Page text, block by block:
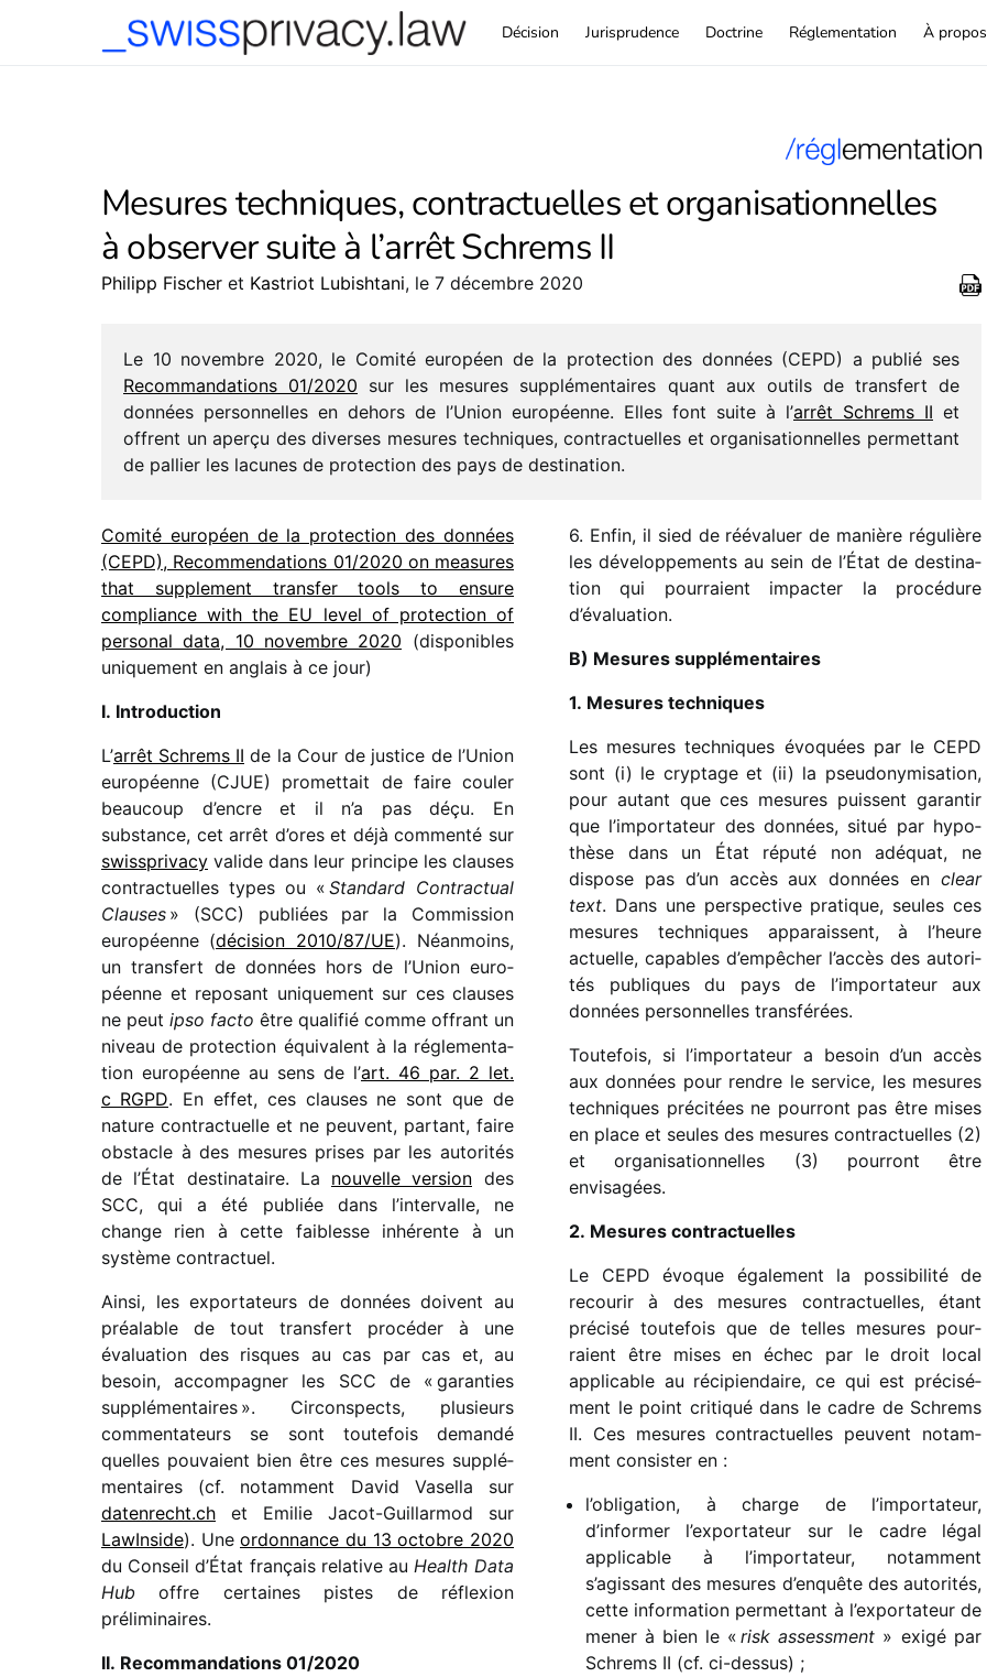
Décision Jurisprudence Doctrine Réglementation À propos
Mesures techniques, contractuelles et organisationnelles
à observer suite à l’arrêt Schrems II
Philipp Fischer et Kastriot Lubishtani, le 7 décembre 2020
Le 10 novembre 2020, le Comité euro­péen de la protec­tion des données (CEPD) a publié ses
Recommandations 01/​2020 sur les mesures supplé­men­taires quant aux outils de trans­fert de
données person­nelles en dehors de l’Union euro­péenne. Elles font suite à l’arrêt Schrems II et
offrent un aperçu des diverses mesures tech­niques, contrac­tuelles et orga­ni­sa­tion­nelles permet­tant
de pallier les lacunes de protec­tion des pays de destination.
Comité euro­péen de la protec­tion des données
(CEPD), Recommendations 01/​2020 on measures
that supple­ment trans­fer tools to ensure
compliance with the EU level of protec­tion of
perso­nal data, 10 novembre 2020 (dispo­nibles
unique­ment en anglais à ce jour)
I. Introduction
L’arrêt Schrems II de la Cour de justice de l’Union
euro­péenne (CJUE) promet­tait de faire couler
beau­coup d’encre et il n’a pas déçu. En
substance, cet arrêt d’ores et déjà commenté sur
swiss­pri­vacy valide dans leur prin­cipe les clauses
contrac­tuelles types ou « Standard Contractual
Clauses » (SCC) publiées par la Commission
euro­péenne (déci­sion 2010/​87/​UE). Néanmoins,
un trans­fert de données hors de l’Union euro­
péenne et repo­sant unique­ment sur ces clauses
ne peut ipso facto être quali­fié comme offrant un
niveau de protec­tion équi­valent à la régle­men­ta­
tion euro­péenne au sens de l’art. 46 par. 2 let.
c RGPD. En effet, ces clauses ne sont que de
nature contrac­tuelle et ne peuvent, partant, faire
obstacle à des mesures prises par les auto­ri­tés
de l’État desti­na­taire. La nouvelle version des
SCC, qui a été publiée dans l’intervalle, ne
change rien à cette faiblesse inhé­rente à un
système contractuel.
Ainsi, les expor­ta­teurs de données doivent au
préa­lable de tout trans­fert procé­der à une
évalua­tion des risques au cas par cas et, au
besoin, accom­pa­gner les SCC de « garan­ties
supplé­men­taires ». Circonspects, plusieurs
commen­ta­teurs se sont toute­fois demandé
quelles pouvaient bien être ces mesures supplé­
men­taires (cf. notam­ment David Vasella sur
daten​recht​.ch et Emilie Jacot-Guillarmod sur
LawInside). Une ordon­nance du 13 octobre 2020
du Conseil d’État fran­çais rela­tive au Health Data
Hub offre certaines pistes de réflexion
préliminaires.
II. Recommandations 01/​2020
6. Enfin, il sied de rééva­luer de manière régu­lière
les déve­lop­pe­ments au sein de l’État de desti­na­
tion qui pour­raient impac­ter la procé­dure
d’évaluation.
B) Mesures supplémentaires
1. Mesures techniques
Les mesures tech­niques évoquées par le CEPD
sont (i) le cryp­tage et (ii) la pseu­do­ny­mi­sa­tion,
pour autant que ces mesures puissent garan­tir
que l’importateur des données, situé par hypo­
thèse dans un État réputé non adéquat, ne
dispose pas d’un accès aux données en clear
text. Dans une pers­pec­tive pratique, seules ces
mesures tech­niques appa­raissent, à l’heure
actuelle, capables d’empêcher l’accès des auto­ri­
tés publiques du pays de l’importateur aux
données person­nelles transférées.
Toutefois, si l’importateur a besoin d’un accès
aux données pour rendre le service, les mesures
tech­niques préci­tées ne pour­ront pas être mises
en place et seules des mesures contrac­tuelles (2)
et orga­ni­sa­tion­nelles (3) pour­ront être
envisagées.
2. Mesures contractuelles
Le CEPD évoque égale­ment la possi­bi­lité de
recou­rir à des mesures contrac­tuelles, étant
précisé toute­fois que de telles mesures pour­
raient être mises en échec par le droit local
appli­cable au réci­pien­daire, ce qui est préci­sé­
ment le point criti­qué dans le cadre de Schrems
II. Ces mesures contrac­tuelles peuvent notam­
ment consis­ter en :
l’obligation, à charge de l’importateur,
d’informer l’exportateur sur le cadre légal
appli­cable à l’importateur, notam­ment
s’agissant des mesures d’enquête des auto­ri­tés,
cette infor­ma­tion permet­tant à l’exportateur de
mener à bien le « risk assess­ment » exigé par
Schrems II (cf. ci-dessus) ;